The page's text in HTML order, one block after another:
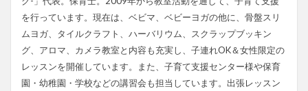
を行っています。現在は、ベビマ、ベビーヨガの他に、骨盤スリ
ムヨガ、タイルクラフト、ハーバリウム、スクラップブッキン
グ、アロマ、カメラ教室と内容も充実し、子連れOK＆女性限定の
レッスンを開催しています。また、子育て支援センター様や保育
園・幼稚園・学校などの講習会も担当しています。出張レッスン